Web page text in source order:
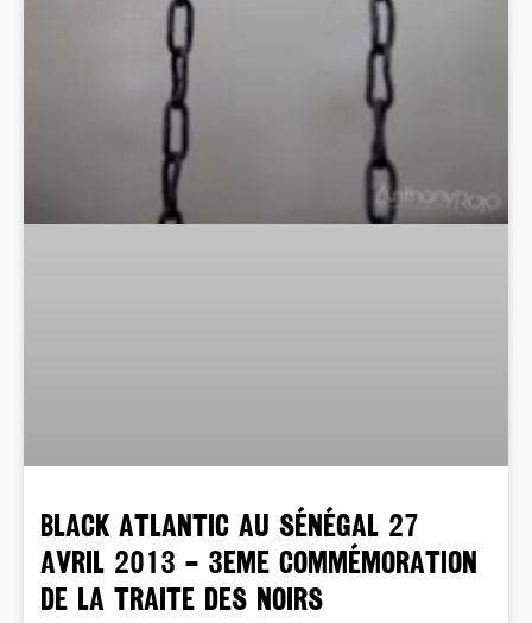
Black Atlantic au Sénégal 27
avril 2013 – 3eme Commémoration
de la Traite des Noirs